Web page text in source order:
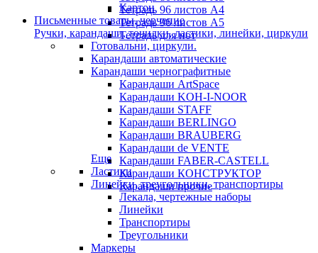
Тетрадь 96 листов А4
Тетрадь 96 листов А5
Тетрадь для нот
Картон
Письменные товары, черчение
Ручки, карандаши, точилки, ластики, линейки, циркули
Готовальни, циркули.
Карандаши автоматические
Карандаши чернографитные
Карандаши ArtSpace
Карандаши KOH-I-NOOR
Карандаши STAFF
Карандаши BERLINGO
Карандаши BRAUBERG
Карандаши de VENTE
Карандаши FABER-CASTELL
Карандаши КОНСТРУКТОР
Карандаши прочие
Еще
Ластики
Линейки, треугольники, транспортиры
Лекала, чертежные наборы
Линейки
Транспортиры
Треугольники
Маркеры